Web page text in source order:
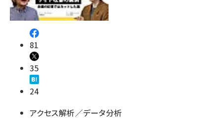
81
35
24
アクセス解析／データ分析